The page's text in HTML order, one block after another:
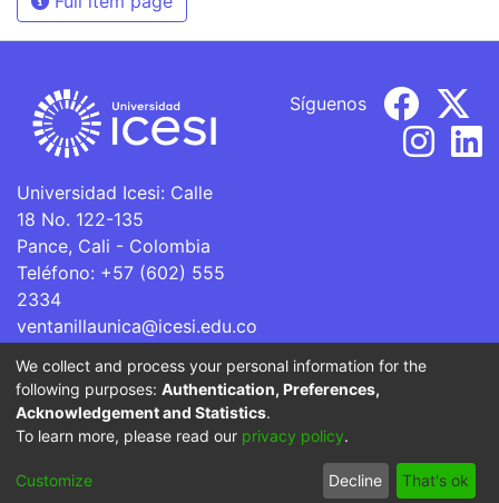
Universidad Icesi: Calle
18 No. 122-135
Pance, Cali - Colombia
Teléfono: +57 (602) 555
2334
ventanillaunica@icesi.edu.co
Síguenos
La Universidad Icesi es una Institución de Educación
Superior que se encuentra sujeta a inspección y vigilancia
por parte del Ministerio de Educación Nacional.
Cookie
End User
Agreement
Send
Feedback
We collect and process your personal information for the
following purposes: Authentication, Preferences,
Acknowledgement and Statistics.
To learn more, please read our privacy policy.
Customize Decline That's ok